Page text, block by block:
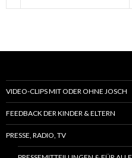
VIDEO-CLIPS MIT ODER OHNE JOSCH
FEEDBACK DER KINDER & ELTERN
PRESSE, RADIO, TV